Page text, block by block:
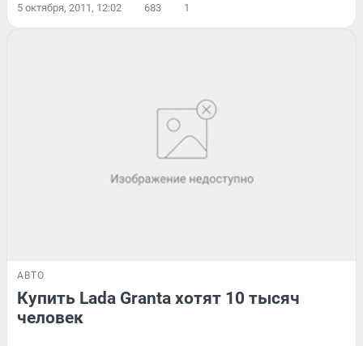
5 октября, 2011, 12:02 683 1
АВТО
Купить Lada Granta хотят 10 тысяч
человек